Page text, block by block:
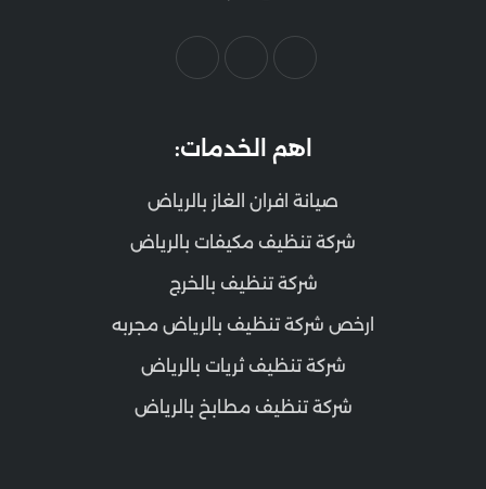
اهم الخدمات:
صيانة افران الغاز بالرياض
شركة تنظيف مكيفات بالرياض
شركة تنظيف بالخرج
ارخص شركة تنظيف بالرياض مجربه
شركة تنظيف ثريات بالرياض
شركة تنظيف مطابخ بالرياض